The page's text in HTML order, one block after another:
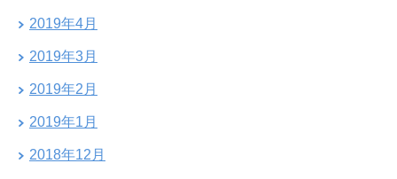
2019年4月
2019年3月
2019年2月
2019年1月
2018年12月